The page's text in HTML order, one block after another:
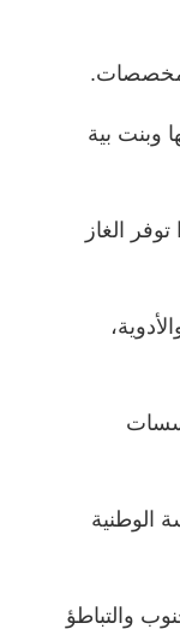
وبنت بية
مؤكدا توفر الغاز
من المؤسسة الوطنية
والتباطؤ